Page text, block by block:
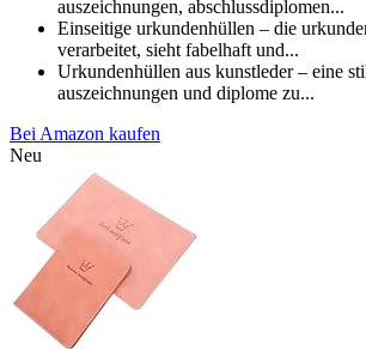
auszeichnungen, abschlussdiplomen...
Einseitige urkundenhüllen – die
verarbeitet, sieht fabelhaft und...
Urkundenhüllen aus kunstleder – eine
auszeichnungen und diplome zu...
Bei Amazon kaufen
Neu